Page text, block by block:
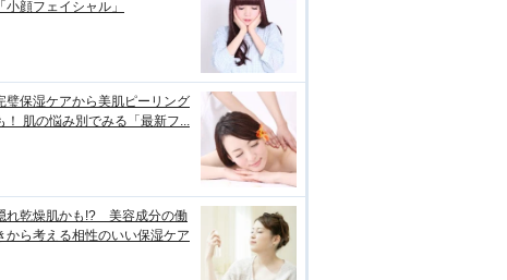
「小顔フェイシャル」
璧保湿ケアから美肌ピーリング
！ 肌の悩み別でみる「最新フ...
れ乾燥肌かも!? 美容成分の働
から考える相性のいい保湿ケア